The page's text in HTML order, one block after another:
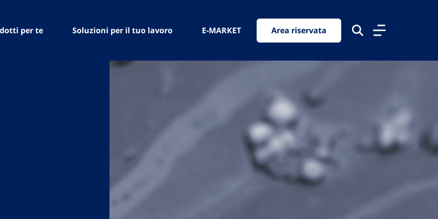
per te Soluzioni per il tuo lavoro E-MARKET Area riservata